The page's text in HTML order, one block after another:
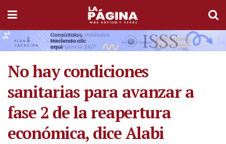
No hay condiciones
sanitarias para avanzar a
fase 2 de la reapertura
económica, dice Alabi